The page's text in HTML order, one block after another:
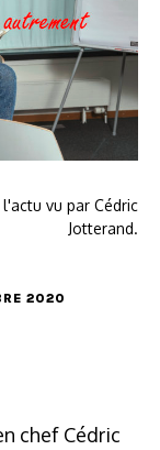
vu par Cédric
Jotterand.
2020
chef Cédric